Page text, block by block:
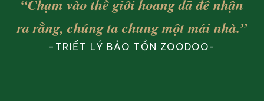
“Chạm vào thế giới hoang dã để nhận
ra rằng, chúng ta chung một mái nhà.”
-TRIẾT LÝ BẢO TỒN ZOODOO-